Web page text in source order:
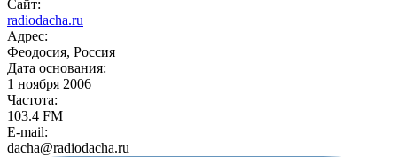
Сайт:
radiodacha.ru
Адрес:
Феодосия, Россия
Дата основания:
1 ноября 2006
Частота:
103.4 FM
E-mail:
dacha@radiodacha.ru